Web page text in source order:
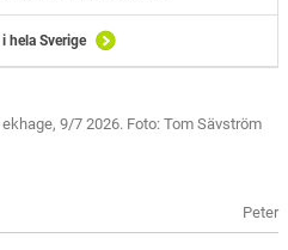
hela Sverige
9/7 2026. Foto: Tom Sävström
Peter